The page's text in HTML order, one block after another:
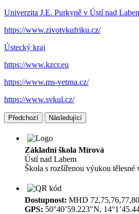
Univerzita J.E. Purkyně v Ústí nad
https://www.zivotvkufriku.cz/
Ústecký kraj
https://www.kzcr.eu
https://www.ms-vetrna.cz/
https://www.svkul.cz/
Předchozí Následující
Základní škola Mírová
Ústí nad Labem
Škola s rozšířenou výukou tělesné
Dostupnost: MHD
GPS: 50°40’59.223″N,